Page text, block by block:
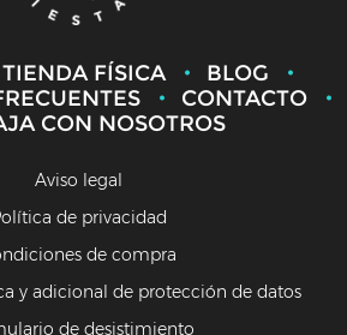
TIENDA FÍSICA
BLOG
CONTACTO
CON NOSOTROS
Aviso legal
de privacidad
de compra
y adicional de protección de datos
de desistimiento